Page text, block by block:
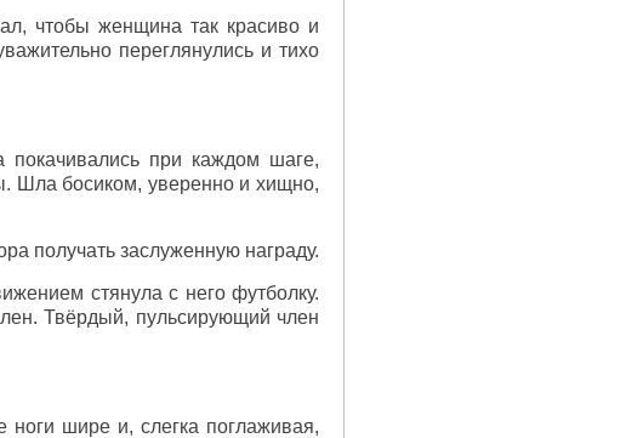
чтобы женщина так красиво и
переглянулись и тихо
при каждом шаге,
Шла босиком, уверенно и хищно,
получать заслуженную награду.
стянула с него футболку.
Твёрдый, пульсирующий член
ноги шире и, слегка поглаживая,